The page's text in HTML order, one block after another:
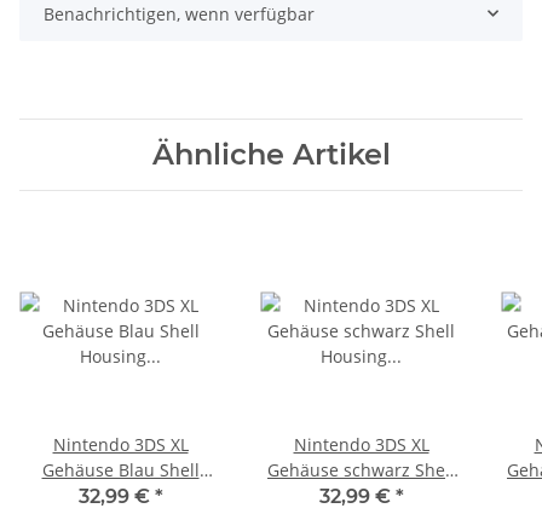
Benachrichtigen, wenn verfügbar
Ähnliche Artikel
Nintendo 3DS XL
Gehäuse Blau Shell
Housing Ersatzgehäuse
32,99 € *
Nintendo 3DS XL
Gehäuse schwarz Shell
Housing Ersatzgehäuse
32,99 € *